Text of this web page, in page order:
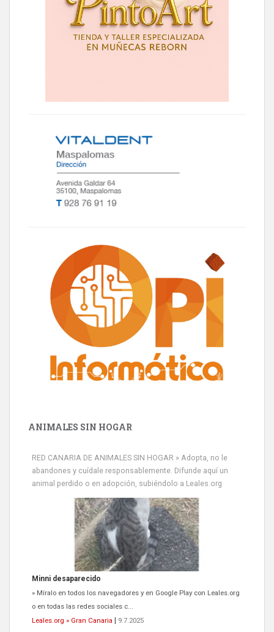
ANIMALES SIN HOGAR
RED CANARIA DE ANIMALES SIN HOGAR » Adopta, no le
abandones y cuídale responsablemente. Difunde aquí un
animal perdido o en adopción, subiéndolo a Leales.org
Minni desaparecido
» Míralo en todos los navegadores y en Google Play con Leales.org
o en todas las redes sociales c...
Leales.org » Gran Canaria
9.7.2025